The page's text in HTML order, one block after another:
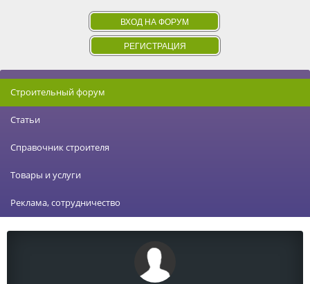
ВХОД НА ФОРУМ
РЕГИСТРАЦИЯ
Строительный форум
Статьи
Справочник строителя
Товары и услуги
Реклама, сотрудничество